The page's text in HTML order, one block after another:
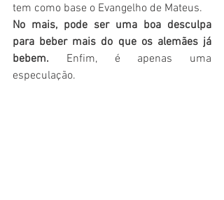
tem como base o Evangelho de Mateus.
No mais, pode ser uma boa desculpa
para beber mais do que os alemães já
bebem. Enfim, é apenas uma
especulação.